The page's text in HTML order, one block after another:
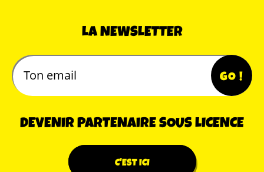
LA NEWSLETTER
DEVENIR PARTENAIRE SOUS LICENCE
C'EST ICI